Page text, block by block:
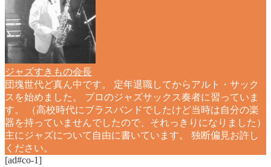
ジャズすきもの会長
団塊世代ど真ん中です。 定年退職してからアルト・サック
スを始めました。 プロのジャズサックス奏者に習っていま
す。 （高校時代にブラスバンドでしたけど当時は自分の楽
器を持っていませんでしたので、それっきりになりました）
主にジャズについて自由に書いています。 独断偏見お許し
ください。
[ad#co-1]